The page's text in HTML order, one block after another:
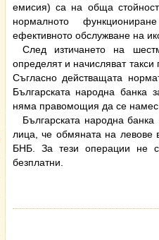
емисия) са на обща
нормалното
ефективното обслужване на
След изтичането на
определят и начисляват
Съгласно действащата
Българската народна банка
няма правомощия да се
Българската народна
лица, че обмяната на левове
БНБ. За тези операции не
безплатни.